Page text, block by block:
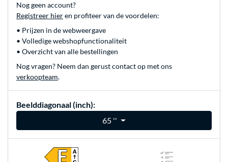
Nog geen account?
Registreer hieren profiteer van de voordelen:
• Prijzen in de webweergave
• Volledige webshopfunctionaliteit
• Overzicht van alle bestellingen
Nog vragen? Neem dan gerust contact op met ons
verkoopteam.
Beelddiagonaal (inch):
65 ''